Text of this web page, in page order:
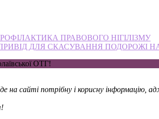
ПРАВОВОГО НІГІЛІЗМУ
ДЛЯ СКАСУВАННЯ ПОДОРОЖІ
ОТГ!
на сайті потрібну і корисну інформацію,